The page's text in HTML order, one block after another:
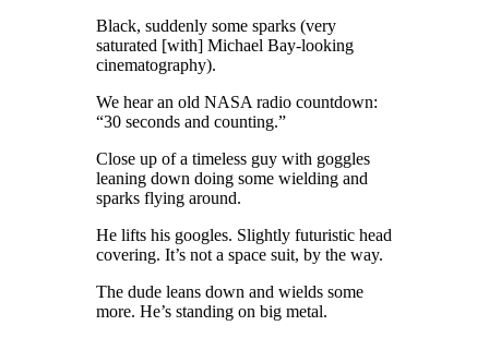
Black, suddenly some sparks (very
saturated [with] Michael Bay-looking
cinematography).
We hear an old NASA radio countdown:
“30 seconds and counting.”
Close up of a timeless guy with goggles
leaning down doing some wielding and
sparks flying around.
He lifts his googles. Slightly futuristic head
covering. It’s not a space suit, by the way.
The dude leans down and wields some
more. He’s standing on big metal.